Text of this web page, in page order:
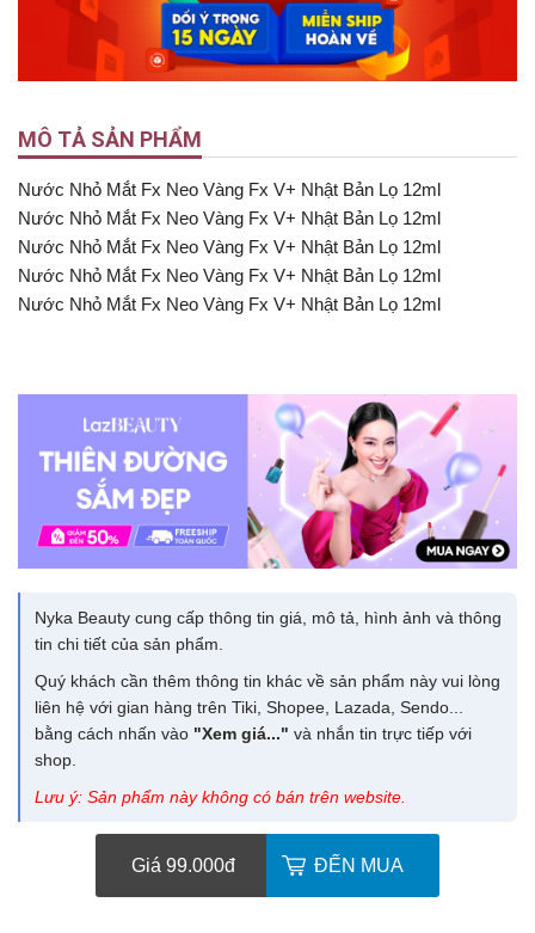
MÔ TẢ SẢN PHẨM
Nước Nhỏ Mắt Fx Neo Vàng Fx V+ Nhật Bản Lọ 12ml
Nước Nhỏ Mắt Fx Neo Vàng Fx V+ Nhật Bản Lọ 12ml
Nước Nhỏ Mắt Fx Neo Vàng Fx V+ Nhật Bản Lọ 12ml
Nước Nhỏ Mắt Fx Neo Vàng Fx V+ Nhật Bản Lọ 12ml
Nước Nhỏ Mắt Fx Neo Vàng Fx V+ Nhật Bản Lọ 12ml
Nyka Beauty cung cấp thông tin giá, mô tả, hình ảnh và thông
tin chi tiết của sản phẩm.
Quý khách cần thêm thông tin khác về sản phẩm này vui lòng
liên hệ với gian hàng trên Tiki, Shopee, Lazada, Sendo...
bằng cách nhấn vào "Xem giá..." và nhắn tin trực tiếp với
shop.
Lưu ý: Sản phẩm này không có bán trên website.
Giá 99.000đ ĐẾN MUA